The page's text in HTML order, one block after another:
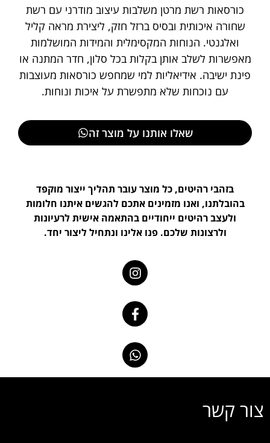
כורסאות רשת מרטן משלבות עיצוב מודרני עם רשת
שחורה איכותית ובסיס ברזל חזק, ליצירת מראה קליל
ואלגנטי. הנוחות המקסימלית והמידות המושלמות
מאפשרות לשלב אותן בקלות בכל סלון, חדר המתנה או
פינת ישיבה. אידיאליות למי שמחפש כורסאות מעוצבות
עם נוכחות שלא מתפשרת על איכות ונוחות.
שאלו אותנו על מוצר זה
בזהבי רהיטים, כל מוצר עובר תהליך ייצור מוקפד
בהובלתנו, ואנו מזמינים אתכם להגשים איתנו חלומות
ולעצב רהיטים ייחודיים בהתאמה אישית לרעיונות
ולרצונות שלכם. פנו אלינו ונתחיל ליצור יחד.
צור קשר